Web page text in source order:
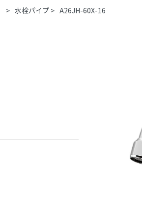
> 水栓パイプ > A26JH-60X-16